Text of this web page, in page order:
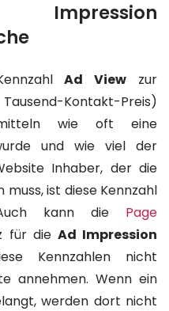
Ad View zur
Kontakt-Preis)
wie oft eine
und wie viel der
Inhaber, der die
ist diese Kennzahl
Auch kann die Page
für die Ad Impression
Kennzahlen nicht
annehmen. Wenn ein
werden dort nicht